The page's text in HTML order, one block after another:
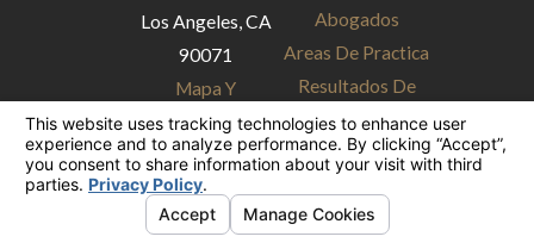
Los Angeles, CA
90071
Mapa Y
Direcciones
Abogados
Areas De Practica
Resultados De
Casos
Testimonios
Contáctenos